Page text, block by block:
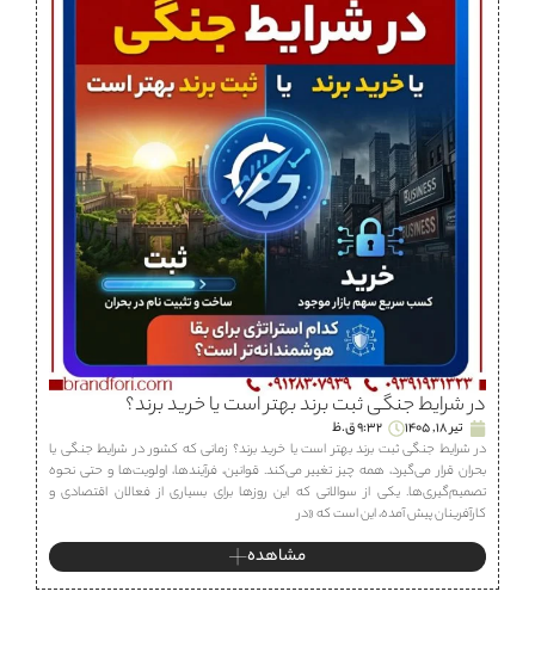
در شرایط جنگی ثبت برند بهتر است یا خرید برند؟
تیر 18, 1405
9:32 ق.ظ
در شرایط جنگی ثبت برند بهتر است یا خرید برند؟ زمانی که کشور در شرایط جنگی یا
بحران قرار می‌گیرد، همه چیز تغییر می‌کند. قوانین، فرآیندها، اولویت‌ها و حتی نحوه
تصمیم‌گیری‌ها. یکی از سوالاتی که این روزها برای بسیاری از فعالان اقتصادی و
کارآفرینان پیش آمده، این است که «در
مشاهده